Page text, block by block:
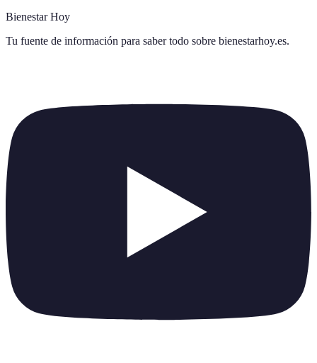
Bienestar Hoy
Tu fuente de información para saber todo sobre bienestarhoy.es.